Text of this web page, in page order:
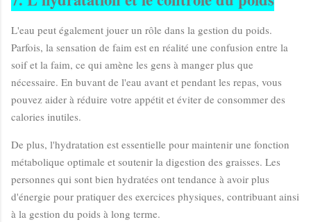
L'eau peut également jouer un rôle dans la gestion du poids.
Parfois, la sensation de faim est en réalité une confusion entre la
soif et la faim, ce qui amène les gens à manger plus que
nécessaire. En buvant de l'eau avant et pendant les repas, vous
pouvez aider à réduire votre appétit et éviter de consommer des
calories inutiles.
De plus, l'hydratation est essentielle pour maintenir une fonction
métabolique optimale et soutenir la digestion des graisses. Les
personnes qui sont bien hydratées ont tendance à avoir plus
d'énergie pour pratiquer des exercices physiques, contribuant ainsi
à la gestion du poids à long terme.